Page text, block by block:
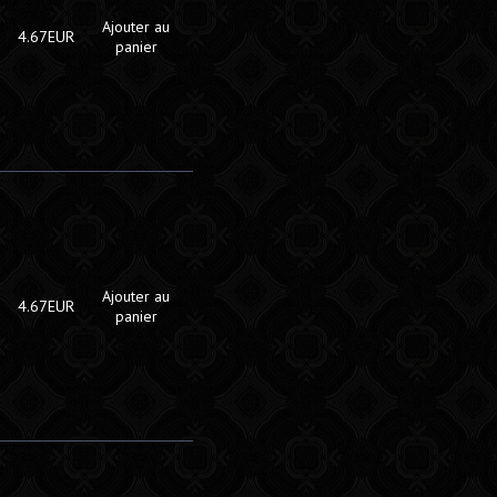
4.67EUR
Ajouter au
panier
4.67EUR
Ajouter au
panier